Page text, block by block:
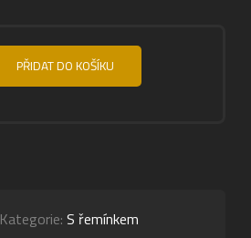
PŘIDAT DO KOŠÍKU
Kategorie:S řemínkem